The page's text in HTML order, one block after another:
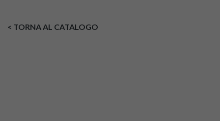
< TORNA AL CATALOGO